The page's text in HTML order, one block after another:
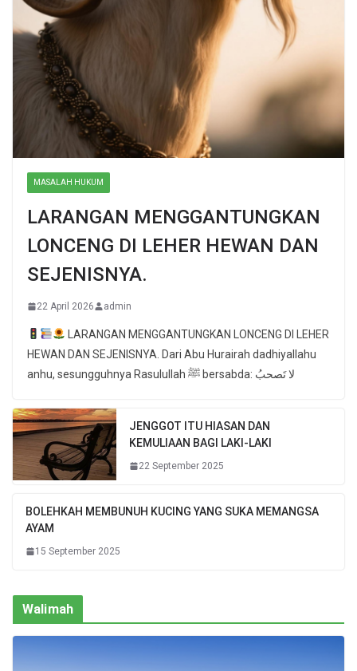
MASALAH HUKUM
LARANGAN MENGGANTUNGKAN
LONCENG DI LEHER HEWAN DAN
SEJENISNYA.
22 April 2026 admin
LARANGAN MENGGANTUNGKAN LONCENG DI LEHER
HEWAN DAN SEJENISNYA. Dari Abu Hurairah dadhiyallahu
anhu, sesungguhnya Rasulullah ﷺ bersabda: لا تَصحبُ
JENGGOT ITU HIASAN DAN
KEMULIAAN BAGI LAKI-LAKI
22 September 2025
BOLEHKAH MEMBUNUH KUCING YANG SUKA MEMANGSA
AYAM
15 September 2025
Walimah